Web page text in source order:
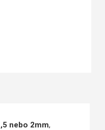
nebo 2mm,